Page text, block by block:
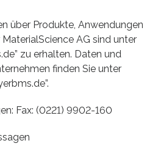
über Produkte, Anwendungen
AG sind unter
zu erhalten. Daten und
finden Sie unter
Fax: (0221) 9902-160